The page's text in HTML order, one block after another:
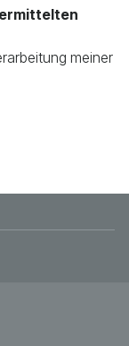
meiner